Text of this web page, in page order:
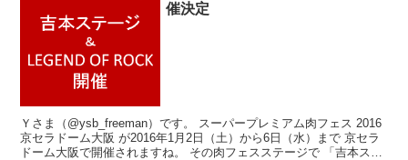
催決定
Ｙさま（@ysb_freeman）です。 スーパープレミアム肉フェス 2016
京セラドーム大阪 が2016年1月2日（土）から6日（水）まで 京セラ
ドーム大阪で開催されますね。 その肉フェスステージで 「吉本ス